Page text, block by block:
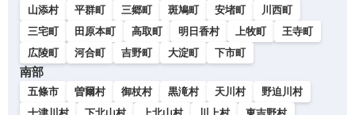
山添村
平群町 三郷町 斑鳩町 安堵町
川西町
三宅町
田原本町 高取町 明日香村 上牧町
王寺町
広陵町
河合町 吉野町 大淀町 下市町
南部
五條市 曽爾村 御杖村 黒滝村 天川村
野迫川村